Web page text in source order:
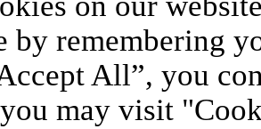
by remembering
All”, you
may visit